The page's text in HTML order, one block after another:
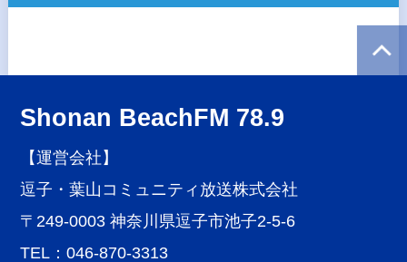
Shonan BeachFM 78.9
【運営会社】
逗子・葉山コミュニティ放送株式会社
〒249-0003 神奈川県逗子市池子2-5-6
TEL：046-870-3313